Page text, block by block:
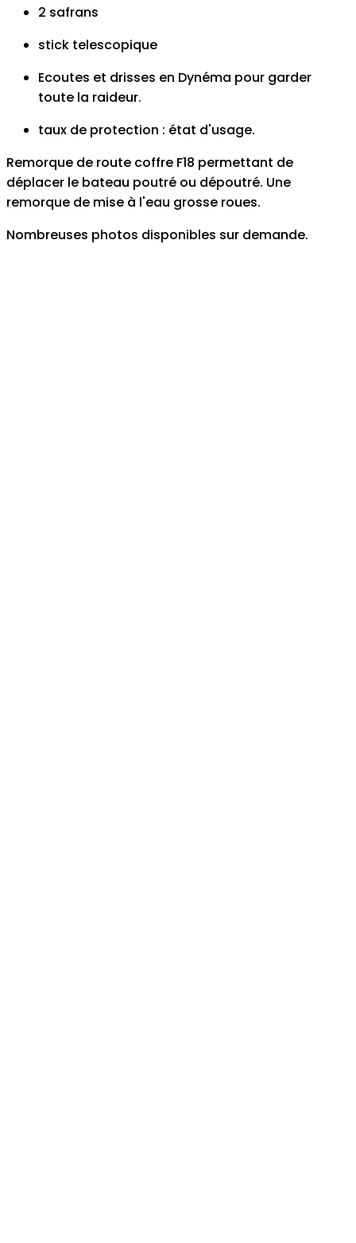
2 safrans
stick telescopique
Ecoutes et drisses en Dynéma pour garder
toute la raideur.
taux de protection : état d'usage.
Remorque de route coffre F18 permettant de
déplacer le bateau poutré ou dépoutré. Une
remorque de mise à l'eau grosse roues.
Nombreuses photos disponibles sur demande.